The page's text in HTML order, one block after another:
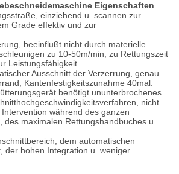
Eigenschaften
einziehend u. scannen zur
Grade effektiv und zur
beeinflußt nicht durch materielle
zu 10-50m/min, zu Rettungszeit
Leistungsfähigkeit.
Ausschnitt der Verzerrung, genau
Kantenfestigkeitszunahme 40mal.
benötigt ununterbrochenes
nicht
während des ganzen
des maximalen Rettungshandbuches u.
dem automatischen
der hohen Integration u. weniger